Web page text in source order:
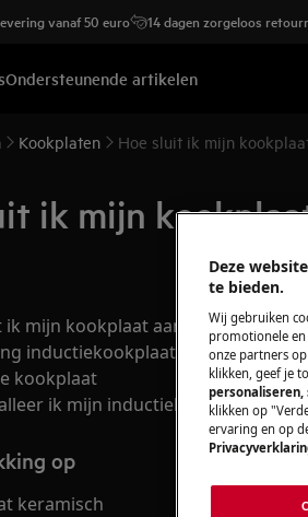
vanaf 50 euro 14 dagen zorgeloos
Ondersteunende artikelen
Kookplaten Hoe sluit ik mijn
ik mijn
mijn kookplaat aan?
inductiekookplaat
kookplaat
ik mijn inductiekookplaat?
op
keramisch
Deze
te bieden.
Wij gebruiken
promotionele
onze partners
klikken, geef je
personaliseren,
klikken op
ervaring en op